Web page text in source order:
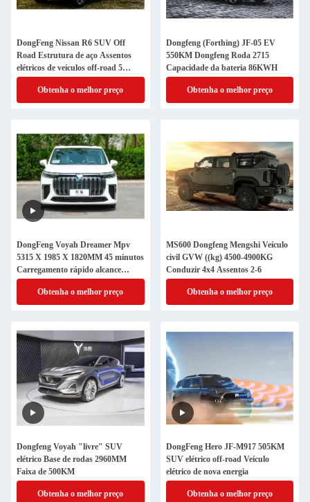
DongFeng Nissan R6 SUV Off
Road Estrutura de aço Assentos
elétricos de veículos off-road 5
alcance 350KM
Obtenha o melhor preço
Dongfeng (Forthing) JF-05 EV
550KM Dongfeng Roda 2715
Capacidade da bateria 86KWH
Obtenha o melhor preço
DongFeng Voyah Dreamer Mpv
5315 X 1985 X 1820MM 45 minutos
Carregamento rápido alcance
475/608KM
Obtenha o melhor preço
MS600 Dongfeng Mengshi Veículo
civil GVW ((kg) 4500-4900KG
Conduzir 4x4 Assentos 2-6
Obtenha o melhor preço
Dongfeng Voyah "livre" SUV
elétrico Base de rodas 2960MM
Faixa de 500KM
Obtenha o melhor preço
DongFeng Hero JF-M917 505KM
SUV elétrico off-road Veículo
elétrico de nova energia
Obtenha o melhor preço